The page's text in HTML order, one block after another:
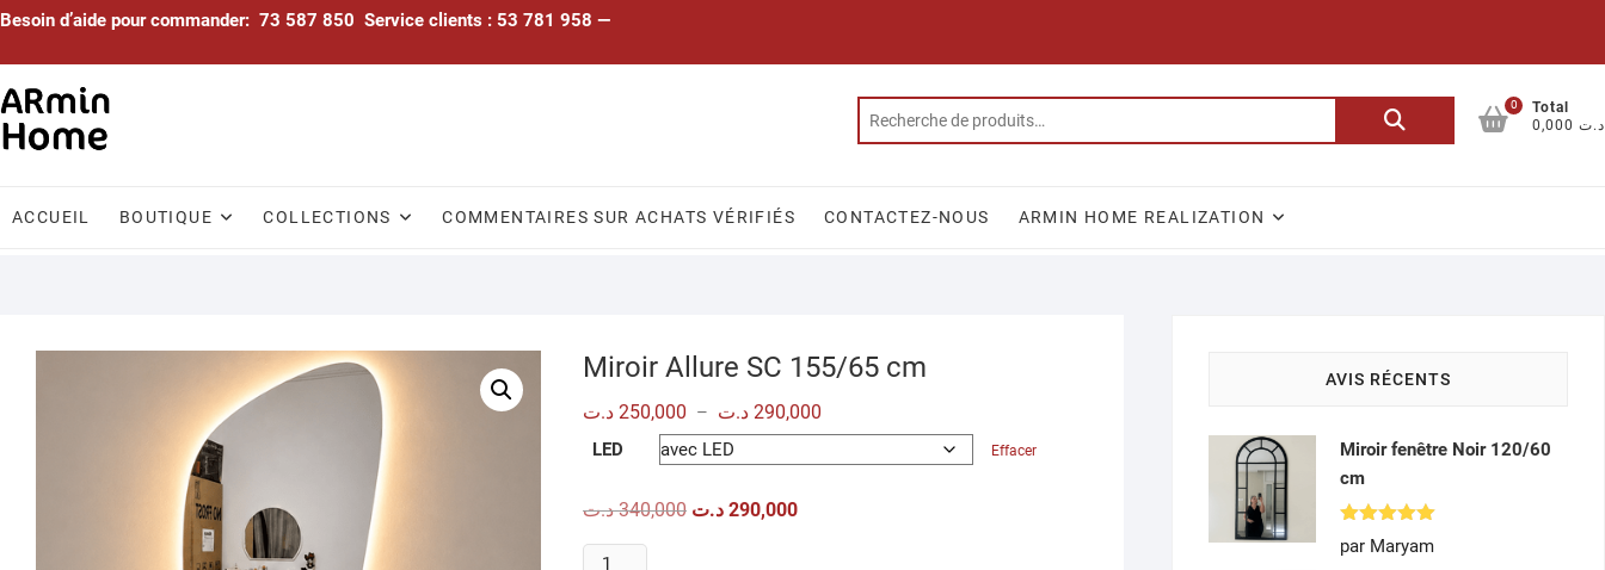
Skip
content
Besoin d’aide pour commander: 73 587 850 Service clients : 53 781 958 —
Recherche
0
Total
0,000 د.ت
ACCUEIL BOUTIQUE COLLECTIONS COMMENTAIRES SUR ACHATS VÉRIFIÉS CONTACTEZ-NOUS ARMIN HOME REALIZATION
Miroir Allure SC 155/65 cm
250,000 د.ت – 290,000 د.ت
250,000 د.ت
LED Effacer
340,000 د.ت
Le
prix 290,000 د.ت
Le
quantité
AVIS RÉCENTS
Miroir fenêtre Noir 120/60
cm
Note
sur 5
par Maryam